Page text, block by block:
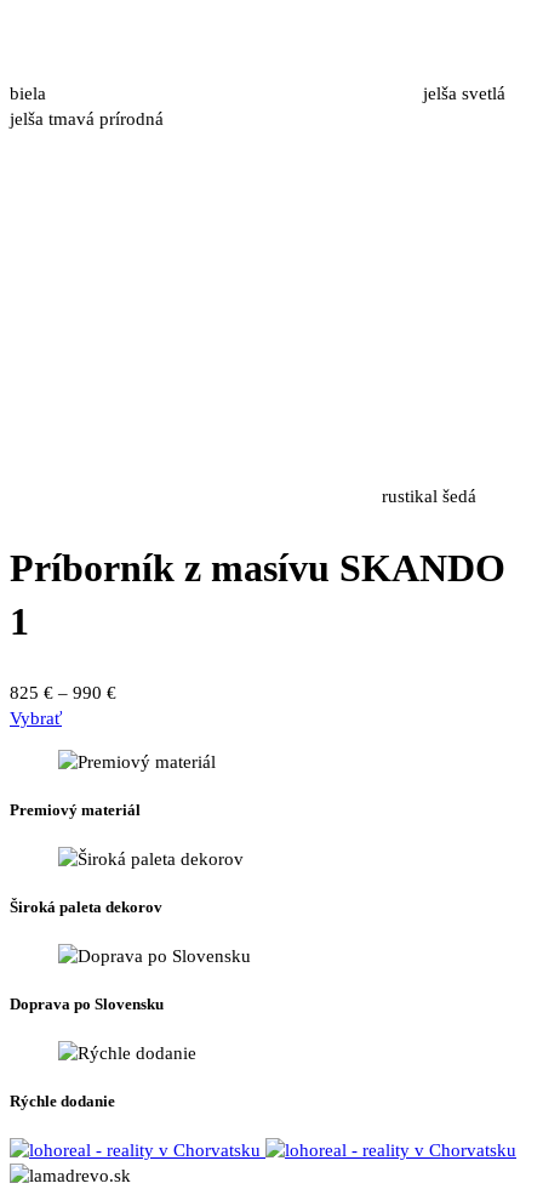
biela
jelša svetlá
jelša tmavá prírodná
rustikal šedá
Príborník z masívu SKANDO
1
825 € – 990 €Price
through
VybraťTento
má
variantov.
Možnosti
si
vybrať
na
stránke
produktu.
Premiový materiál
Široká paleta dekorov
Doprava po Slovensku
Rýchle dodanie